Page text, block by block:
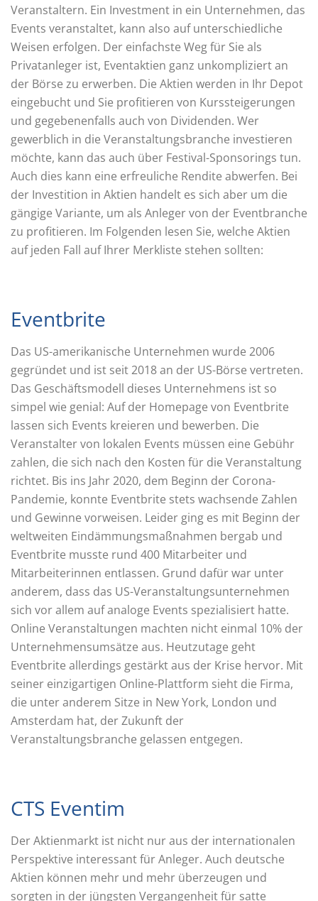
Veranstaltern. Ein Investment in ein Unternehmen, das
Events veranstaltet, kann also auf unterschiedliche
Weisen erfolgen. Der einfachste Weg für Sie als
Privatanleger ist, Eventaktien ganz unkompliziert an
der Börse zu erwerben. Die Aktien werden in Ihr Depot
eingebucht und Sie profitieren von Kurssteigerungen
und gegebenenfalls auch von Dividenden. Wer
gewerblich in die Veranstaltungsbranche investieren
möchte, kann das auch über Festival-Sponsorings tun.
Auch dies kann eine erfreuliche Rendite abwerfen. Bei
der Investition in Aktien handelt es sich aber um die
gängige Variante, um als Anleger von der Eventbranche
zu profitieren. Im Folgenden lesen Sie, welche Aktien
auf jeden Fall auf Ihrer Merkliste stehen sollten:
Eventbrite
Das US-amerikanische Unternehmen wurde 2006
gegründet und ist seit 2018 an der US-Börse vertreten.
Das Geschäftsmodell dieses Unternehmens ist so
simpel wie genial: Auf der Homepage von Eventbrite
lassen sich Events kreieren und bewerben. Die
Veranstalter von lokalen Events müssen eine Gebühr
zahlen, die sich nach den Kosten für die Veranstaltung
richtet. Bis ins Jahr 2020, dem Beginn der Corona-
Pandemie, konnte Eventbrite stets wachsende Zahlen
und Gewinne vorweisen. Leider ging es mit Beginn der
weltweiten Eindämmungsmaßnahmen bergab und
Eventbrite musste rund 400 Mitarbeiter und
Mitarbeiterinnen entlassen. Grund dafür war unter
anderem, dass das US-Veranstaltungsunternehmen
sich vor allem auf analoge Events spezialisiert hatte.
Online Veranstaltungen machten nicht einmal 10% der
Unternehmensumsätze aus. Heutzutage geht
Eventbrite allerdings gestärkt aus der Krise hervor. Mit
seiner einzigartigen Online-Plattform sieht die Firma,
die unter anderem Sitze in New York, London und
Amsterdam hat, der Zukunft der
Veranstaltungsbranche gelassen entgegen.
CTS Eventim
Der Aktienmarkt ist nicht nur aus der internationalen
Perspektive interessant für Anleger. Auch deutsche
Aktien können mehr und mehr überzeugen und
sorgten in der jüngsten Vergangenheit für satte